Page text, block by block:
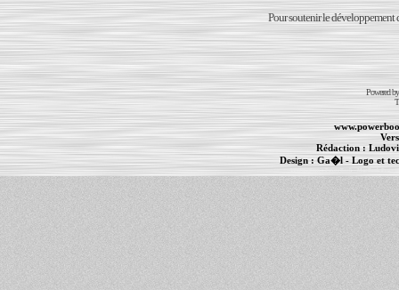
Pour soutenir le développement
Powered
Rédaction :
Design : Ga�l- Logo et